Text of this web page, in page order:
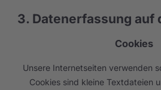
3. Datenerfassung auf
Cookies
Unsere Internetseiten verwenden
Cookies sind kleine Textdateien